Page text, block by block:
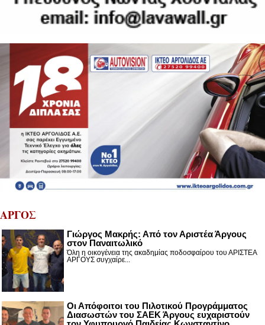
ΑΡΓΟΣ
Γιώργος Μακρής: Από τον Αριστέα Άργους
στον Παναιτωλικό
Όλη η οικογένεια της ακαδημίας ποδοσφαίρου του ΑΡΙΣΤΕΑ
ΑΡΓΟΥΣ συγχαίρε...
Οι Απόφοιτοι του Πιλοτικού Προγράμματος
Διασωστών του ΣΑΕΚ Άργους ευχαριστούν